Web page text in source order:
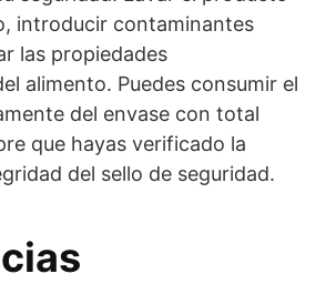
introducir contaminantes
las propiedades
alimento. Puedes consumir el
del envase con total
que hayas verificado la
del sello de seguridad.